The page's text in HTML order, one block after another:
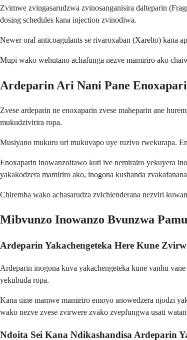
Zvimwe zvingasarudzwa zvinosanganisira dalteparin
dosing schedules kana injection zvinodiwa.
Newer oral anticoagulants se rivaroxaban (Xarelto) kana
Mupi wako wehutano achafunga nezve mamiriro ako
Ardeparin Ari Nani Pane
Zvese ardeparin ne enoxaparin zvese maheparin ane
mukudzivirira ropa.
Musiyano mukuru uri mukuvapo uye ruzivo rwekurapa.
Enoxaparin inowanzoitawo kuti ive nemirairo yekuyera
yakakodzera mamiriro ako, inogona kushanda
Chiremba wako achasarudza zvichienderana nezviri
Mibvunzo Inowanzo Bvunzwa
Ardeparin Yakachengeteka Here Kune
Ardeparin inogona kuva yakachengeteka kune vanhu
yekubuda ropa.
Kana uine mamwe mamiriro emoyo anowedzera njodzi
wako nezve zvese zvirwere zvako zvepfungwa usati
Ndoita Sei Kana Ndikashandisa Ardeparin